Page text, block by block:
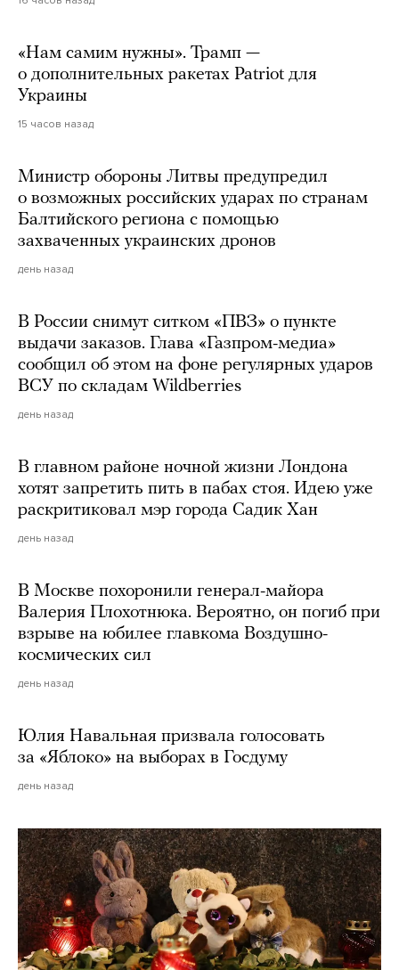
«Нам самим нужны». Трамп —
о дополнительных ракетах Patriot для
Украины
15 часов назад
Министр обороны Литвы предупредил
о возможных российских ударах по странам
Балтийского региона с помощью
захваченных украинских дронов
день назад
В России снимут ситком «ПВЗ» о пункте
выдачи заказов. Глава «Газпром-медиа»
сообщил об этом на фоне регулярных ударов
ВСУ по складам Wildberries
день назад
В главном районе ночной жизни Лондона
хотят запретить пить в пабах стоя. Идею уже
раскритиковал мэр города Садик Хан
день назад
В Москве похоронили генерал-майора
Валерия Плохотнюка. Вероятно, он погиб при
взрыве на юбилее главкома Воздушно-
космических сил
день назад
Юлия Навальная призвала голосовать
за «Яблоко» на выборах в Госдуму
день назад